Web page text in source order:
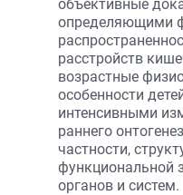
объективные
определяющими
расстройств
возрастные
особенности
интенсивными
раннего
частности,
функциональной
органов и систем.